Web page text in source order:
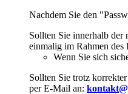
Nachdem Sie den
Sollten Sie innerhalb der
einmalig im Rahmen des
Wenn Sie sich
Sollten Sie trotz
per E-Mail an: